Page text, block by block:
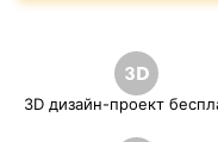
3D дизайн-проект